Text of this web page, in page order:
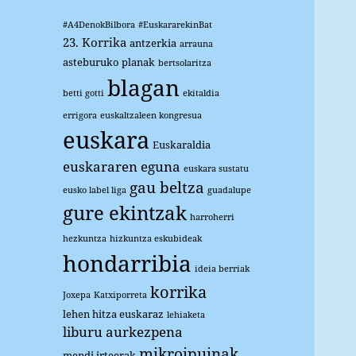
#A4DenokBilbora #EuskararekinBat
23. Korrika antzerkia arrauna
asteburuko planak bertsolaritza
betti gotti blagan ekitaldia
errigora euskaltzaleen kongresua
euskara Euskaraldia
euskararen eguna euskara sustatu
eusko label liga gau beltza guadalupe
gure ekintzak harroherri
hezkuntza hizkuntza eskubideak
hondarribia ideia berriak
Joxepa Katxiporreta korrika
lehen hitza euskaraz lehiaketa
liburu aurkezpena